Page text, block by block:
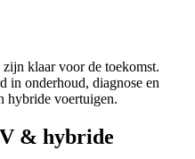
klaar voor de toekomst.
in onderhoud, diagnose en
hybride voertuigen.
& hybride